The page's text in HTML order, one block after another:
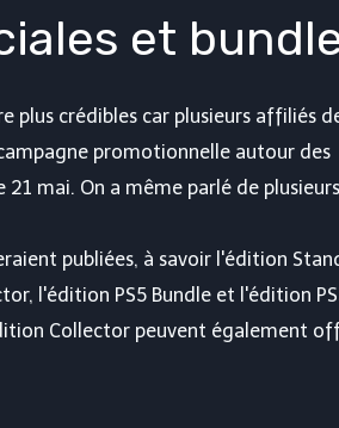
et
plus crédibles car plusieurs affiliés
promotionnelle autour des
mai. On a même parlé de
publiées, à savoir l'édition
l'édition PS5 Bundle et l'édition
Collector peuvent également